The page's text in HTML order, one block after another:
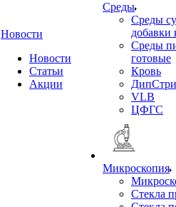
Новости
Новости
Статьи
Акции
Среды
Среды
добавки
Среды
готовые
Кровь
VLB
ЦФГС
Микроскопия
Стекла